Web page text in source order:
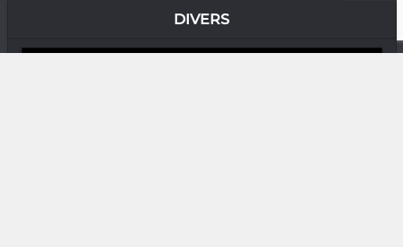
DIVERS